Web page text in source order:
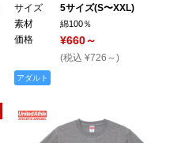
サイズ
5サイズ(S〜XXL)
素材
綿100％
価格 ¥660～
(税込 ¥726～)
アダルト